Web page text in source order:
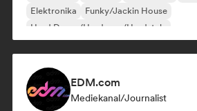
Elektronika
Funky/Jackin House
Hard Dance/Hardcore/Hardstyle
EDM.com
Mediekanal/journalist